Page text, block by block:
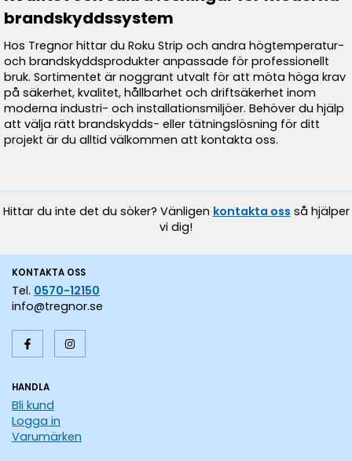
brandskyddssystem
Hos Tregnor hittar du Roku Strip och andra högtemperatur-
och brandskyddsprodukter anpassade för professionellt
bruk. Sortimentet är noggrant utvalt för att möta höga krav
på säkerhet, kvalitet, hållbarhet och driftsäkerhet inom
moderna industri- och installationsmiljöer. Behöver du hjälp
att välja rätt brandskydds- eller tätningslösning för ditt
projekt är du alltid välkommen att kontakta oss.
Hittar du inte det du söker? Vänligen kontakta oss så hjälper
vi dig!
KONTAKTA OSS
Tel. 0570-12150
info@tregnor.se
HANDLA
Bli kund
Logga in
Varumärken